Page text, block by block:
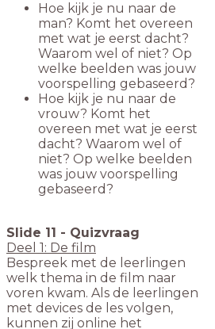
Hoe kijk je nu naar de
man? Komt het overeen
met wat je eerst dacht?
Waarom wel of niet? Op
welke beelden was jouw
voorspelling gebaseerd?
Hoe kijk je nu naar de
vrouw? Komt het
overeen met wat je eerst
dacht? Waarom wel of
niet? Op welke beelden
was jouw voorspelling
gebaseerd?
Slide 11 - Quizvraag
Deel 1: De film
Bespreek met de leerlingen
welk thema in de film naar
voren kwam. Als de leerlingen
met devices de les volgen,
kunnen zij online het